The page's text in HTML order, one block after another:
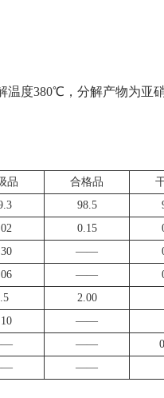
度380℃，分解产物为亚
品 合格品
98.5
0.15
——
——
2.00
——
——
——